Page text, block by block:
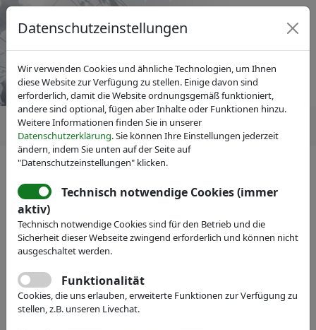
IVAM Fachverband für Mikrotechnik
Pressemitteilungen
IVAM Hightech Summit 2025 –
30 Jahre Innovation in der
Mikrotechnik
Datenschutzeinstellungen
Wir verwenden Cookies und ähnliche Technologien, um Ihnen
diese Website zur Verfügung zu stellen. Einige davon sind
erforderlich, damit die Website ordnungsgemäß funktioniert,
andere sind optional, fügen aber Inhalte oder Funktionen hinzu.
Weitere Informationen finden Sie in unserer
Datenschutzerklärung. Sie können Ihre Einstellungen jederzeit
ändern, indem Sie unten auf der Seite auf
"Datenschutzeinstellungen" klicken.
Technisch notwendige Cookies (immer
aktiv)
Technisch notwendige Cookies sind für den Betrieb und die
Sicherheit dieser Webseite zwingend erforderlich und können nicht
ausgeschaltet werden.
Funktionalität
Cookies, die uns erlauben, erweiterte Funktionen zur Verfügung zu
stellen, z.B. unseren Livechat.